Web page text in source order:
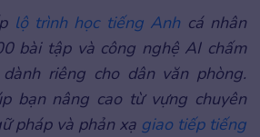
lộ trình học tiếng Anhcá nhân
bài tập và công nghệ AI chấm
riêng cho dân văn phòng.
bạn nâng cao từ vựng chuyên
pháp và phản xạ giao tiếp tiếng